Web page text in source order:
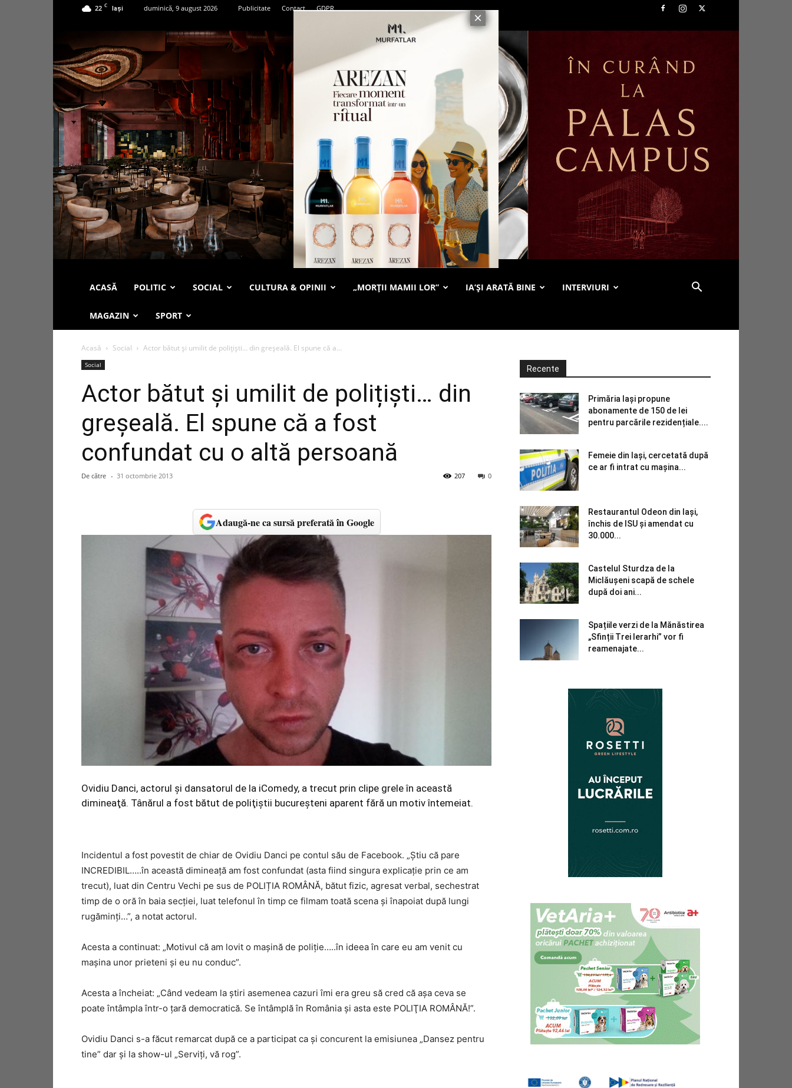
22 C Iași duminică, 9 august 2026 Publicitate Contact GDPR
ACASĂ POLITIC SOCIAL CULTURA & OPINII „MORȚII MAMII LOR” IA’ȘI ARATĂ BINE INTERVIURI
MAGAZIN SPORT
Acasă Social Actor bătut și umilit de polițiști… din greșeală. El spune că a...
Social
Actor bătut și umilit de polițiști… din
greșeală. El spune că a fost
confundat cu o altă persoană
De către - 31 octombrie 2013 0
207
Adaugă-ne ca sursă preferată în Google
Ovidiu Danci, actorul şi dansatorul de la iComedy, a trecut prin clipe grele în această
dimineaţă. Tânărul a fost bătut de poliţiştii bucureşteni aparent fără un motiv întemeiat.
Incidentul a fost povestit de chiar de Ovidiu Danci pe contul său de Facebook. „Ştiu că pare
INCREDIBIL…..în această dimineață am fost confundat (asta fiind singura explicaţie prin ce am
trecut), luat din Centru Vechi pe sus de POLIȚIA ROMÂNĂ, bătut fizic, agresat verbal, sechestrat
timp de o oră în baia secţiei, luat telefonul în timp ce filmam toată scena şi înapoiat după lungi
rugăminţi…”, a notat actorul.
Acesta a continuat: „Motivul că am lovit o maşină de poliţie…..în ideea în care eu am venit cu
maşina unor prieteni şi eu nu conduc”.
Acesta a încheiat: „Când vedeam la ştiri asemenea cazuri îmi era greu să cred că așa ceva se
poate întâmpla într-o ţară democratică. Se întâmplă în România şi asta este POLIŢIA ROMÂNĂ!”.
Ovidiu Danci s-a făcut remarcat după ce a participat ca și concurent la emisiunea „Dansez pentru
tine” dar şi la show-ul „Serviţi, vă rog”.
Recente
Primăria Iași propune
abonamente de 150 de lei
pentru parcările rezidențiale....
Femeie din Iași, cercetată după
ce ar fi intrat cu mașina...
Restaurantul Odeon din Iași,
închis de ISU și amendat cu
30.000...
Castelul Sturdza de la
Miclăușeni scapă de schele
după doi ani...
Spațiile verzi de la Mănăstirea
„Sfinții Trei Ierarhi” vor fi
reamenajate...